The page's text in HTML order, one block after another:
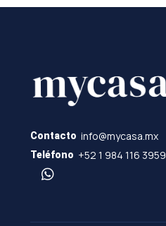
Contacto info@mycasa.mx
Teléfono +52 1 984 116 3959